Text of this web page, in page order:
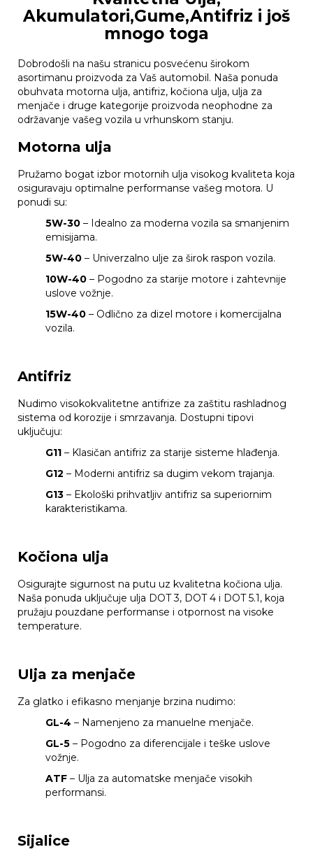
Akumulatori,Gume,Antifriz i još
mnogo toga
Dobrodošli na našu stranicu posvećenu širokom
asortimanu proizvoda za Vaš automobil. Naša ponuda
obuhvata motorna ulja, antifriz, kočiona ulja, ulja za
menjače i druge kategorije proizvoda neophodne za
održavanje vašeg vozila u vrhunskom stanju.
Motorna ulja
Pružamo bogat izbor motornih ulja visokog kvaliteta koja
osiguravaju optimalne performanse vašeg motora. U
ponudi su:
5W-30 – Idealno za moderna vozila sa smanjenim
emisijama.
5W-40 – Univerzalno ulje za širok raspon vozila.
10W-40 – Pogodno za starije motore i zahtevnije
uslove vožnje.
15W-40 – Odlično za dizel motore i komercijalna
vozila.
Antifriz
Nudimo visokokvalitetne antifrize za zaštitu rashladnog
sistema od korozije i smrzavanja. Dostupni tipovi
uključuju:
G11 – Klasičan antifriz za starije sisteme hlađenja.
G12 – Moderni antifriz sa dugim vekom trajanja.
G13 – Ekološki prihvatljiv antifriz sa superiornim
karakteristikama.
Kočiona ulja
Osigurajte sigurnost na putu uz kvalitetna kočiona ulja.
Naša ponuda uključuje ulja DOT 3, DOT 4 i DOT 5.1, koja
pružaju pouzdane performanse i otpornost na visoke
temperature.
Ulja za menjače
Za glatko i efikasno menjanje brzina nudimo:
GL-4 – Namenjeno za manuelne menjače.
GL-5 – Pogodno za diferencijale i teške uslove
vožnje.
ATF – Ulja za automatske menjače visokih
performansi.
Sijalice